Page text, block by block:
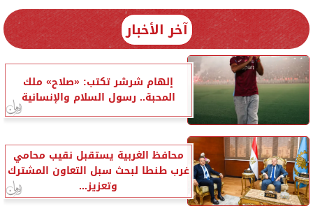
آخر الأخبار
إلهام شرشر تكتب: «صلاح» ملك
المحبة.. رسول السلام والإنسانية
محافظ الغربية يستقبل نقيب محامي
غرب طنطا لبحث سبل التعاون المشترك
وتعزيز...